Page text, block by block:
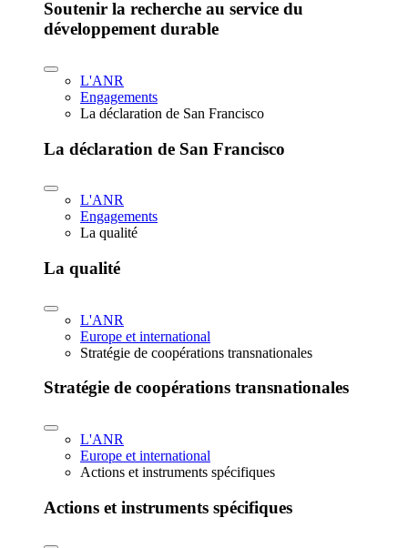
Soutenir la recherche au service du
développement durable
L'ANR
Engagements
La déclaration de San Francisco
La déclaration de San Francisco
L'ANR
Engagements
La qualité
La qualité
L'ANR
Europe et international
Stratégie de coopérations transnationales
Stratégie de coopérations transnationales
L'ANR
Europe et international
Actions et instruments spécifiques
Actions et instruments spécifiques